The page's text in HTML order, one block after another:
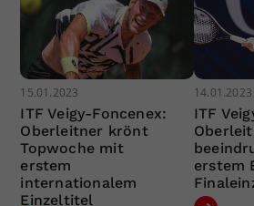
15.01.2023
ITF Veigy-Foncenex:
Oberleitner krönt
Topwoche mit
erstem
internationalem
Einzeltitel
14.01.2023
ITF
erstem